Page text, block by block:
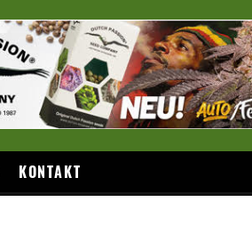
KONTAKT